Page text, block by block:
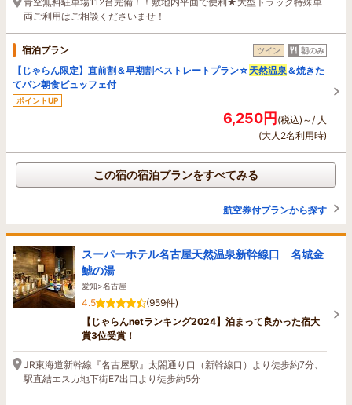
両ご利用はご相談くださいませ！
宿泊プラン ツイン 朝のみ
【じゃらん限定】直前割＆早期割ベストレートプラン☆ 天然温泉 ＆焼きた
てパン朝食ビュッフェ付
ポイントUP
6,250円(税込)～/ 人
(大人2名利用時)
この宿の宿泊プランをすべてみる
航空券付プランから探す
スーパーホテル名古屋天然温泉新幹線口 名城金
鯱の湯
愛知>名古屋
4.5
(959件)
【じゃらんnetランキング2024】泊まって良かった宿大
賞3位受賞！
JR東海道新幹線『名古屋駅』太閤通り口（新幹線口）より徒歩約7分、
駅直結エスカ地下街E7出口より徒歩約5分